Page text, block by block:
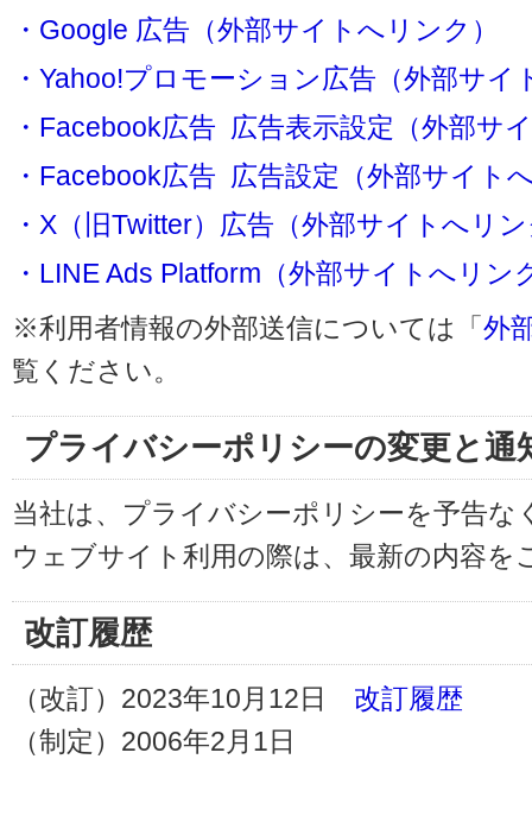
・Google 広告（外部サイトへリンク）
・Yahoo!プロモーション広告（外部サイ
・Facebook広告 広告表示設定（外部サ
・Facebook広告 広告設定（外部サイト
・X（旧Twitter）広告（外部サイトへリ
・LINE Ads Platform（外部サイトへリン
※利用者情報の外部送信については「外
覧ください。
プライバシーポリシーの変更と通
当社は、プライバシーポリシーを予告
ウェブサイト利用の際は、最新の内容を
改訂履歴
（改訂）2023年10月12日 改訂履歴
（制定）2006年2月1日